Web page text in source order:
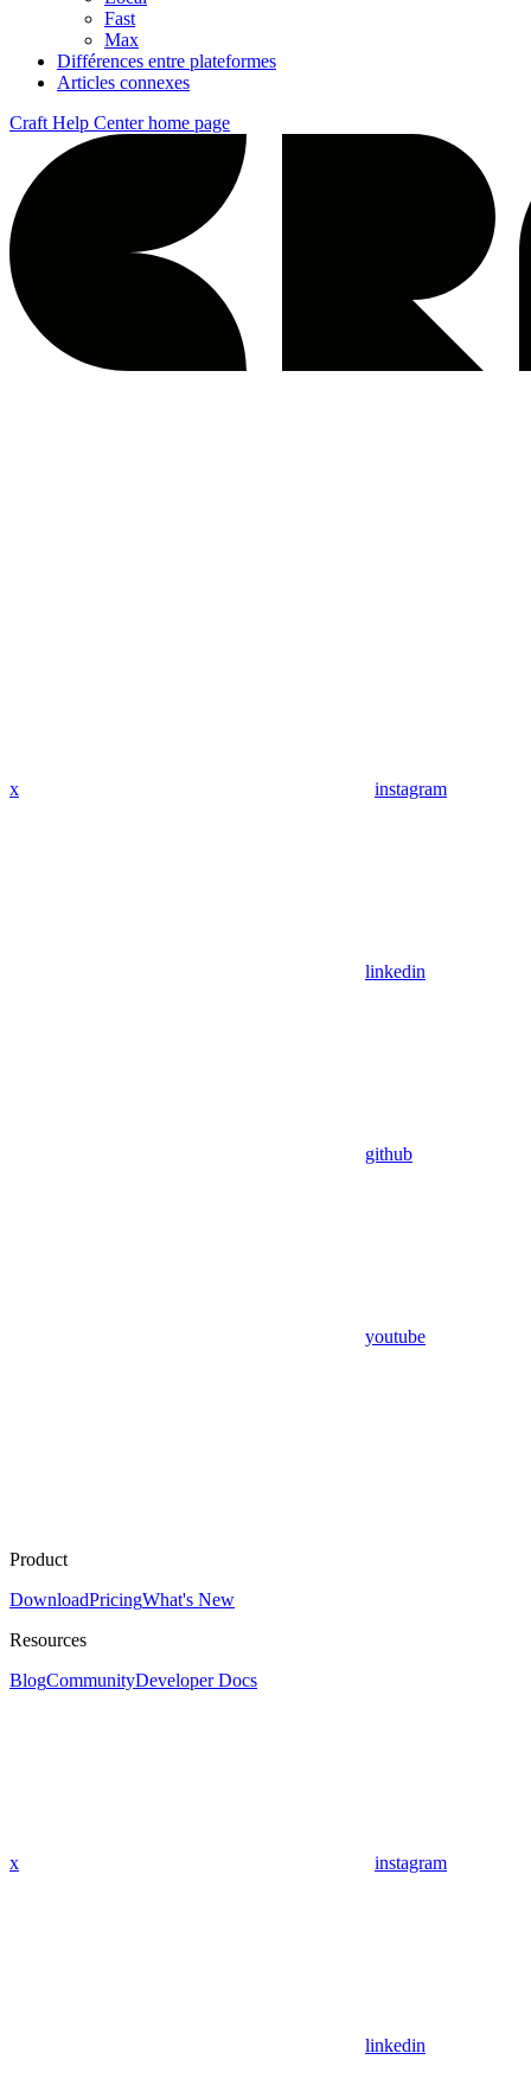
Fast
Max
Différences entre plateformes
Articles connexes
Craft Help Centerhome page
x instagram
linkedin
github
youtube
Product
DownloadPricingWhat's New
Resources
BlogCommunityDeveloper Docs
x instagram
linkedin